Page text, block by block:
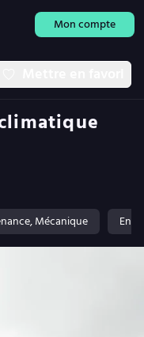
Mon compte
Mécanique